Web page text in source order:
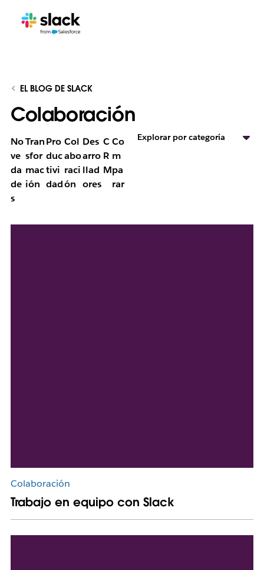
EL BLOG DE SLACK
Colaboración
No
ve
da
de
s
Tran
sfor
mac
ión
Pro
duc
tivi
dad
Col
abo
raci
ón
Des
arro
llad
ores
C
R
M
Co
m
pa
rar
Explorar por categoría
Colaboración
Trabajo en equipo con Slack